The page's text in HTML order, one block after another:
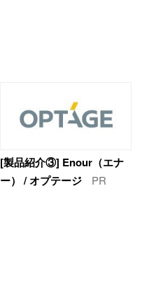
[製品紹介③] Enour（エナ
ー） / オプテージ
PR